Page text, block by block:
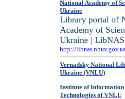
National Academy of
Ukraine
Library portal of
Academy of
Ukraine | LibNAS
http://
Vernadsky National
Ukraine (VNLU)
Institute of Information
Technologies of VNLU